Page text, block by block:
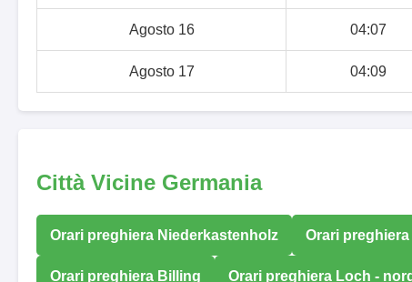
Agosto 16 04:07
Agosto 17 04:09
Città Vicine Germania
Orari preghiera Niederkastenholz Orari
Orari preghiera Billing Orari preghiera Loch -